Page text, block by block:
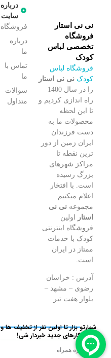
نی نی استار
فروشگاه
تخصصی لباس
کودک
فروشگاه لباس
کودک نی نی استار
را در سال 1400
راه اندازی کردیم و
تا این لحظه
محصولات ما به
دست فرزندان
ایران زمین از دور
ترین نقطه تا
مراکز شهرهای
بزرگ رسیده
است. با افتخار
اعلام میکنیم
مجموعه نی نی
استار اولین
فروشگاه اینترنتی
کودک با خدمات
ممتاز در ایران
است.
آدرس : خراسان
رضوی – مشهد –
بلوار هفت تیر
درباره
سایت
فروشگاه
درباره
ما
تماس با
ما
سوالات
متداول
شمارتو بزار تا اولین نفر از تخفیف ها و
کارهای جدید خبردار شی!